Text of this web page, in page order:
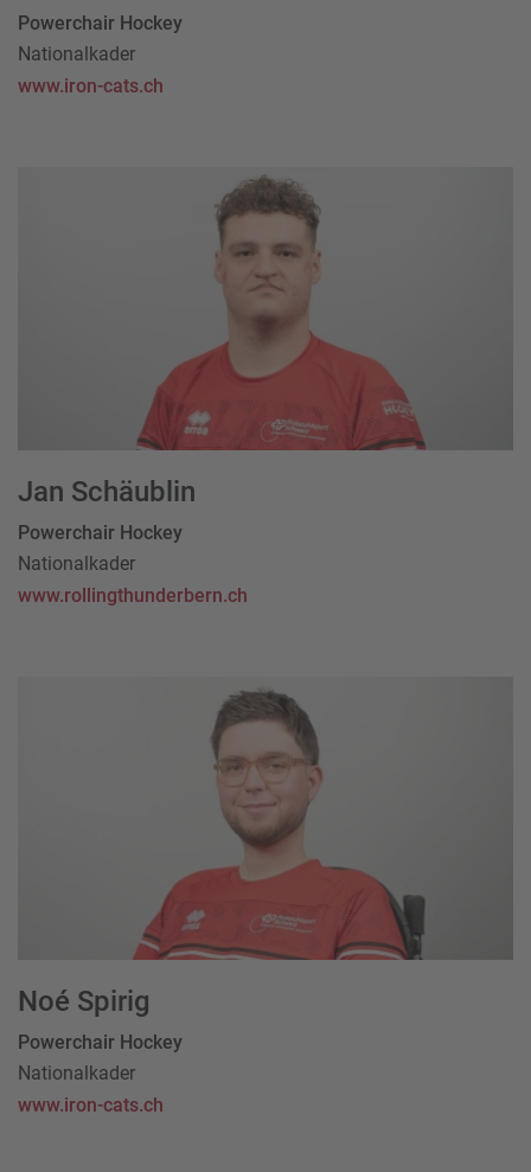
Powerchair Hockey
Nationalkader
www.iron-cats.ch
Jan Schäublin
Powerchair Hockey
Nationalkader
www.rollingthunderbern.ch
Noé Spirig
Powerchair Hockey
Nationalkader
www.iron-cats.ch